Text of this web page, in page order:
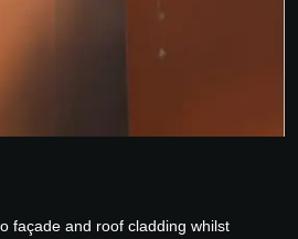
façade and roof cladding whilst